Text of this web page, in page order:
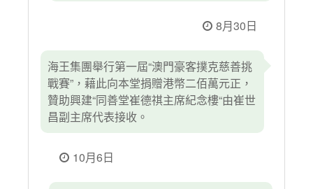
8月30日
海王集團舉行第一屆“澳門豪客撲克慈善挑
戰賽”，藉此向本堂捐贈港幣二佰萬元正，
贊助興建“同善堂崔德祺主席紀念樓“由崔世
昌副主席代表接收。
10月6日